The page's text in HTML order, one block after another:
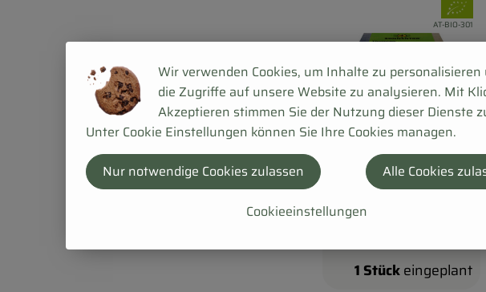
1 Stückeingeplant
, Verband:
, Kontrollstelle:
AT-BIO-301
Wir verwenden Cookies, um Inhalte zu personalisieren
die Zugriffe auf unsere Website zu analysieren. Mit
Akzeptieren stimmen Sie der Nutzung dieser Dienste
Unter Cookie Einstellungen können Sie Ihre Cookies managen.
Cookieeinstellungen
Nur notwendige Cookies zulassen Alle Cookies